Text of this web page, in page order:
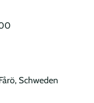
Schweden